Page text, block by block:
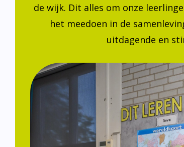
de wijk. Dit alles om onze
het meedoen in de
uitdagende en